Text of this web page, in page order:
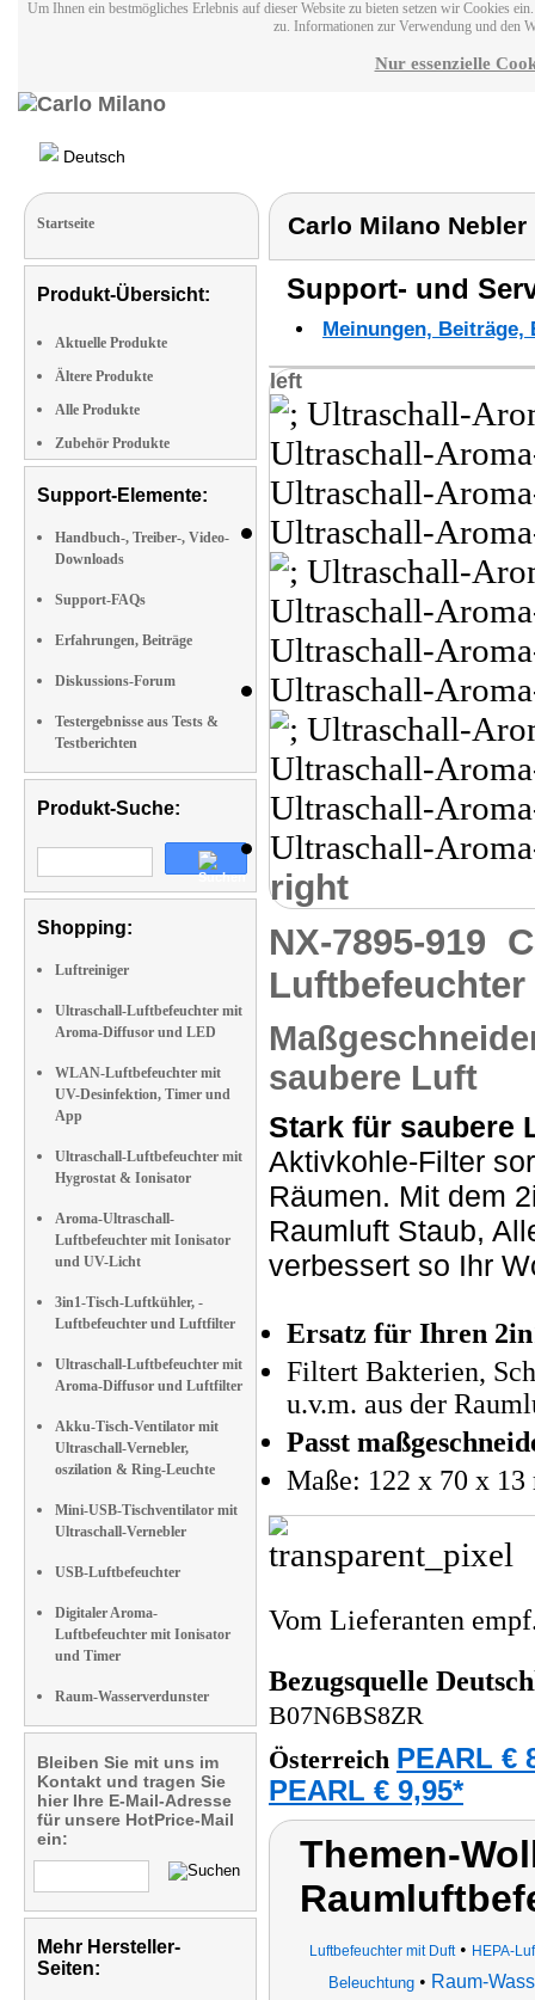
Um Ihnen ein bestmögliches Erlebnis auf dieser Website zu bieten setzen wir Cookies
zu. Informationen zur Verwendung und den
Nur essenzielle
Deutsch
Startseite
Produkt-Übersicht:
Aktuelle Produkte
Ältere Produkte
Alle Produkte
Zubehör Produkte
Support-Elemente:
Handbuch-, Treiber-, Video-
Downloads
Support-FAQs
Erfahrungen, Beiträge
Diskussions-Forum
Testergebnisse aus Tests &
Testberichten
Produkt-Suche:
Shopping:
Luftreiniger
Ultraschall-Luftbefeuchter mit
Aroma-Diffusor und LED
WLAN-Luftbefeuchter mit
UV-Desinfektion, Timer und
App
Ultraschall-Luftbefeuchter mit
Hygrostat & Ionisator
Aroma-Ultraschall-
Luftbefeuchter mit Ionisator
und UV-Licht
3in1-Tisch-Luftkühler, -
Luftbefeuchter und Luftfilter
Ultraschall-Luftbefeuchter mit
Aroma-Diffusor und Luftfilter
Akku-Tisch-Ventilator mit
Ultraschall-Vernebler,
oszilation & Ring-Leuchte
Mini-USB-Tischventilator mit
Ultraschall-Vernebler
USB-Luftbefeuchter
Digitaler Aroma-
Luftbefeuchter mit Ionisator
und Timer
Raum-Wasserverdunster
Bleiben Sie mit uns im
Kontakt und tragen Sie
hier Ihre E-Mail-Adresse
für unsere HotPrice-Mail
ein:
Mehr Hersteller-
Seiten:
Carlo Milano
Support- und
Meinungen,
left
right
NX-7895-919
saubere Luft
Stark für saubere
Aktivkohle-Filter
Räumen. Mit dem
Raumluft Staub,
verbessert so Ihr
Ersatz für Ihren
Filtert Bakterien,
u.v.m. aus der
Passt
Maße: 122 x 70 x
Vom Lieferanten
Bezugsquelle
B07N6BS8ZR
Österreich PEARL €
PEARL € 9,95*
Themen-
Luftbefeuchter mit Duft• HEPA-
Beleuchtung• Raum-